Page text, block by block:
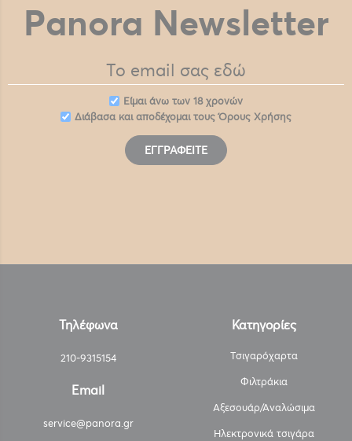
Panora Newsletter
Eίμαι άνω των 18 χρονών
Διάβασα και αποδέχομαι τουςΌρους Χρήσης
ΕΓΓΡΑΦΕΊΤΕ
Τηλέφωνα
210-9315154
Email
service@panora.gr
Κατηγορίες
Τσιγαρόχαρτα
Φιλτράκια
Αξεσουάρ/Αναλώσιμα
Ηλεκτρονικά τσιγάρα